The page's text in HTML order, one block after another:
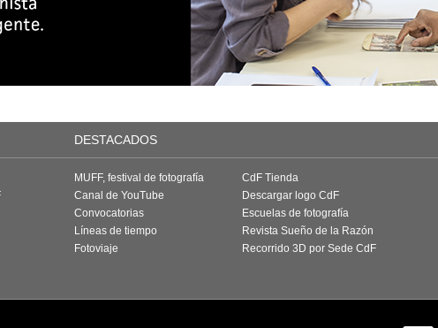
DESTACADOS
MUFF, festival de fotografía
Canal de YouTube
Convocatorias
Líneas de tiempo
Fotoviaje
CdF Tienda
Descargar logo CdF
Escuelas de fotografía
Revista Sueño de la Razón
Recorrido 3D por Sede CdF